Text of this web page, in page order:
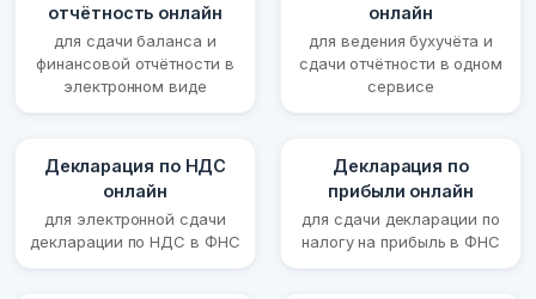
отчётность онлайн
для сдачи баланса и
финансовой отчётности в
электронном виде
онлайн
для ведения бухучёта и
сдачи отчётности в одном
сервисе
Декларация по НДС
онлайн
для электронной сдачи
декларации по НДС в ФНС
Декларация по
прибыли онлайн
для сдачи декларации по
налогу на прибыль в ФНС